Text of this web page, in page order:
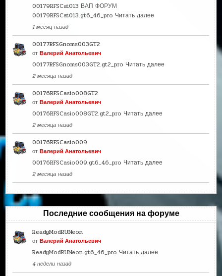
00179RFSCat013 ВАП ФОРУМ
00179RFSCat013.gt6_46_pro Читать далее
1 месяц назад
00177RFSGnoms003GT2
отВалерий Анатольевич
00177RFSGnoms003GT2.gt2_pro Читать далее
2 месяца назад
00176RFSCasio008GT2
отВалерий Анатольевич
00176RFSCasio008GT2.gt2_pro Читать далее
2 месяца назад
00176RFSCasio009
отВалерий Анатольевич
00176RFSCasio009.gt6_46_pro Читать далее
2 месяца назад
Последние сообщения на форуме
ReadyModRUNeon
отВалерий Анатольевич
ReadyModRUNeon.gt6_46_pro Читать далее
4 недели назад